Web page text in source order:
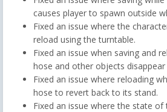
causes player to spawn outside
Fixed an issue where the
reload using the turntable.
Fixed an issue when saving and
hose and other objects
Fixed an issue where reloading
hose to revert back to its stand.
Fixed an issue where the state